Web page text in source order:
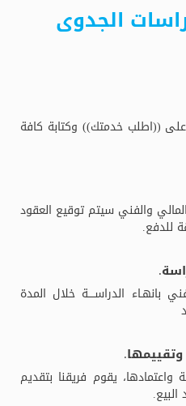
الجدوى
((اطلب خدمتك)) وكتابة كافة
والفني سيتم توقيع العقود
للدفع.
بانهـاء الدراســــة خلال المدة
واعتمادها، يقوم فريقنا بتقديم